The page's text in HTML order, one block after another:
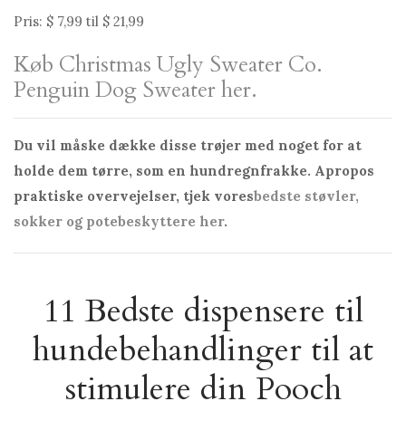
Pris: $ 7,99 til $ 21,99
Køb Christmas Ugly Sweater Co.
Penguin Dog Sweater her.
Du vil måske dække disse trøjer med noget for at
holde dem tørre, som en hundregnfrakke. Apropos
praktiske overvejelser, tjek voresbedste støvler,
sokker og potebeskyttere her.
11 Bedste dispensere til
hundebehandlinger til at
stimulere din Pooch